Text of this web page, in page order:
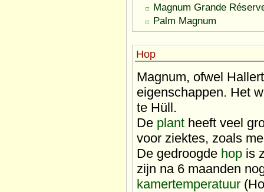
Magnum Grande
Palm Magnum
Hop
Magnum, ofwel
eigenschappen. Het
te Hüll.
De plant heeft veel
voor ziektes, zoals
De gedroogde hop is
zijn na 6 maanden
kamertemperatuur